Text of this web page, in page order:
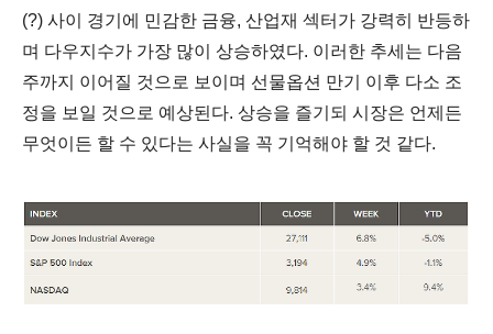
(?) 사이 경기에 민감한 금융, 산업재 섹터가 강력히 반등하
며 다우지수가 가장 많이 상승하였다. 이러한 추세는 다음
주까지 이어질 것으로 보이며 선물옵션 만기 이후 다소 조
정을 보일 것으로 예상된다. 상승을 즐기되 시장은 언제든
무엇이든 할 수 있다는 사실을 꼭 기억해야 할 것 같다.